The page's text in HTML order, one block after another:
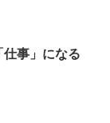
仕事」になる